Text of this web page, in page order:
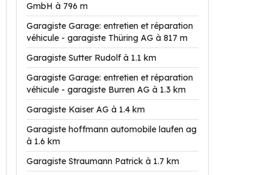
GmbH à 796 m
Garagiste Garage: entretien et réparation
véhicule - garagiste Thüring AG à 817 m
Garagiste Sutter Rudolf à 1.1 km
Garagiste Garage: entretien et réparation
véhicule - garagiste Burren AG à 1.3 km
Garagiste Kaiser AG à 1.4 km
Garagiste hoffmann automobile laufen ag
à 1.6 km
Garagiste Straumann Patrick à 1.7 km